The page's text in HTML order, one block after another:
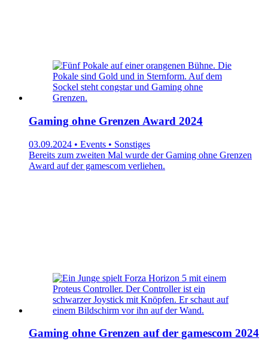
Gaming ohne Grenzen Award 2024
03.09.2024 • Events • Sonstiges
Bereits zum zweiten Mal wurde der Gaming ohne Grenzen
Award auf der gamescom verliehen.
Gaming ohne Grenzen auf der gamescom 2024